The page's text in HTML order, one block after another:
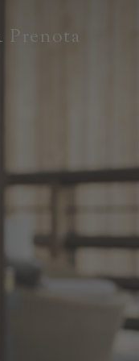
Prenota